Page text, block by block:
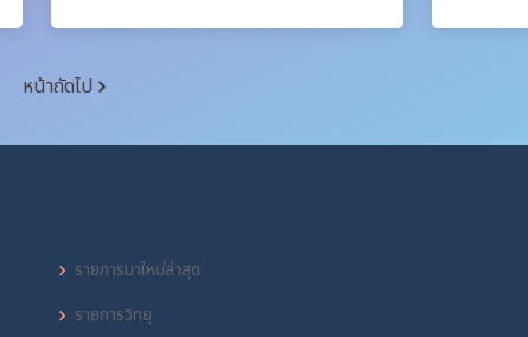
หน้าถัดไป
รายการมาใหม่ล่าสุด
รายการวิทยุ